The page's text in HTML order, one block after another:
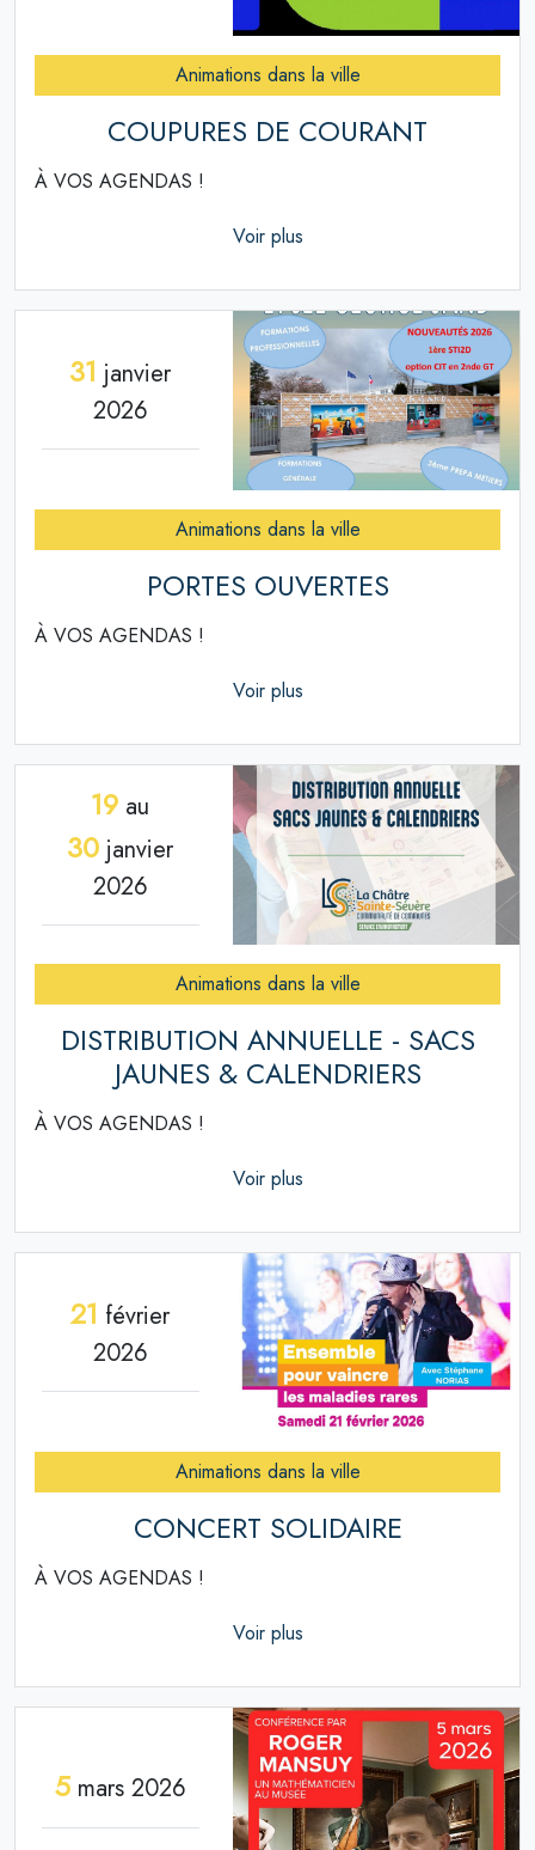
Animations dans la ville
COUPURES DE COURANT
À VOS AGENDAS !
Voir plus
31 janvier
2026
Animations dans la ville
PORTES OUVERTES
À VOS AGENDAS !
Voir plus
19 au
30 janvier
2026
Animations dans la ville
DISTRIBUTION ANNUELLE - SACS
JAUNES & CALENDRIERS
À VOS AGENDAS !
Voir plus
21 février
2026
Animations dans la ville
CONCERT SOLIDAIRE
À VOS AGENDAS !
Voir plus
5mars 2026